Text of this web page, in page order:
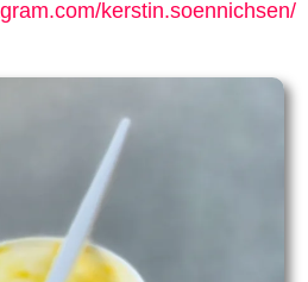
kerstin.soennichsen/